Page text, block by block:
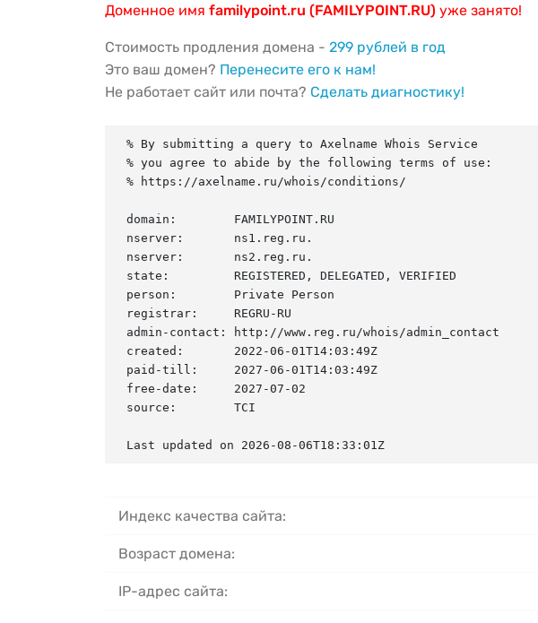
Доменное имя familypoint.ru (FAMILYPOINT.RU) уже занято!
Стоимость продления домена - 299 рублей в год
Это ваш домен? Перенесите его к нам!
Не работает сайт или почта? Сделать диагностику!
% By submitting a query to Axelname Whois Service
% you agree to abide by the following terms of use:
% https://axelname.ru/whois/conditions/
domain:        FAMILYPOINT.RU
nserver:       ns1.reg.ru.
nserver:       ns2.reg.ru.
state:         REGISTERED, DELEGATED, VERIFIED
person:        Private Person
registrar:     REGRU-RU
admin-contact: http://www.reg.ru/whois/admin_contact
created:       2022-06-01T14:03:49Z
paid-till:     2027-06-01T14:03:49Z
free-date:     2027-07-02
source:        TCI
Last updated on 2026-08-06T18:33:01Z
Индекс качества сайта:
Возраст домена:
IP-адрес сайта: